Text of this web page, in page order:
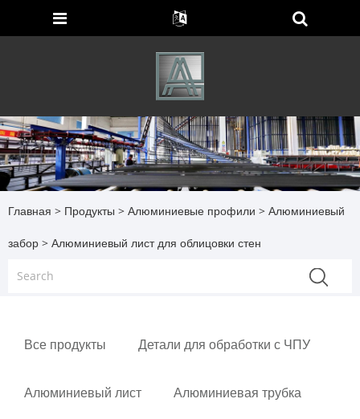
Главная > Продукты > Алюминиевые профили > Алюминиевый
забор > Алюминиевый лист для облицовки стен
Все продукты Детали для обработки с ЧПУ
Алюминиевый лист Алюминиевая трубка